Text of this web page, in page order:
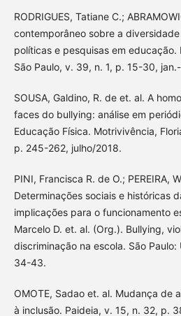
RODRIGUES, Tatiane C.;
contemporâneo sobre a
políticas e pesquisas em educação.
São Paulo, v. 39, n. 1, p. 15-30,
SOUSA, Galdino, R. de et. al. A
faces do bullying: análise em
Educação Física. Motrivivência,
p. 245-262, julho/2018.
PINI, Francisca R. de O.; PEREIRA,
Determinações sociais e históricas
implicações para o funcionamento
Marcelo D. et. al. (Org.). Bullying,
discriminação na escola. São Paulo:
34-43.
OMOTE, Sadao et. al. Mudança de
à inclusão. Paideia, v. 15, n. 32, p.